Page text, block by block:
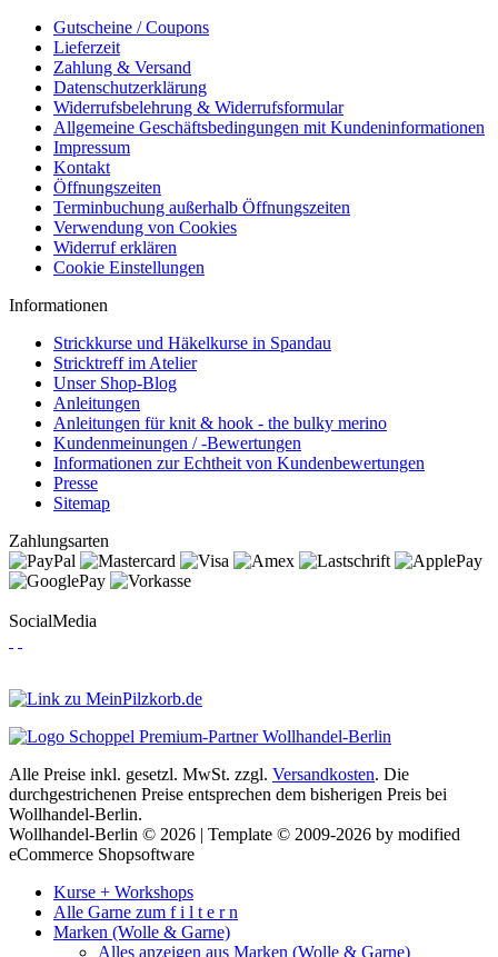
Gutscheine / Coupons
Lieferzeit
Zahlung & Versand
Datenschutzerklärung
Widerrufsbelehrung & Widerrufsformular
Allgemeine Geschäftsbedingungen mit Kundeninformationen
Impressum
Kontakt
Öffnungszeiten
Terminbuchung außerhalb Öffnungszeiten
Verwendung von Cookies
Widerruf erklären
Cookie Einstellungen
Informationen
Strickkurse und Häkelkurse in Spandau
Stricktreff im Atelier
Unser Shop-Blog
Anleitungen
Anleitungen für knit & hook - the bulky merino
Kundenmeinungen / -Bewertungen
Informationen zur Echtheit von Kundenbewertungen
Presse
Sitemap
Zahlungsarten
SocialMedia
Alle Preise inkl. gesetzl. MwSt. zzgl. Versandkosten. Die
durchgestrichenen Preise entsprechen dem bisherigen Preis bei
Wollhandel-Berlin.
Wollhandel-Berlin © 2026 | Template © 2009-2026 by modified
eCommerce Shopsoftware
Kurse + Workshops
Alle Garne zum f i l t e r n
Marken (Wolle & Garne)
Alles anzeigen aus Marken (Wolle & Garne)